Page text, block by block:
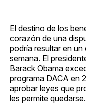
El destino de los
corazón de una
podría resultar en
semana. El
Barack Obama
programa DACA en
aprobar leyes que
les permite quedarse.